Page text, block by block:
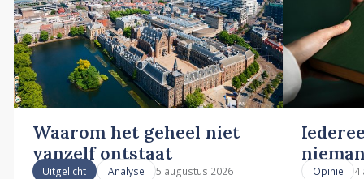
Waarom het geheel niet
vanzelf ontstaat
Uitgelicht Analyse 5 augustus 2026 Opinie 4